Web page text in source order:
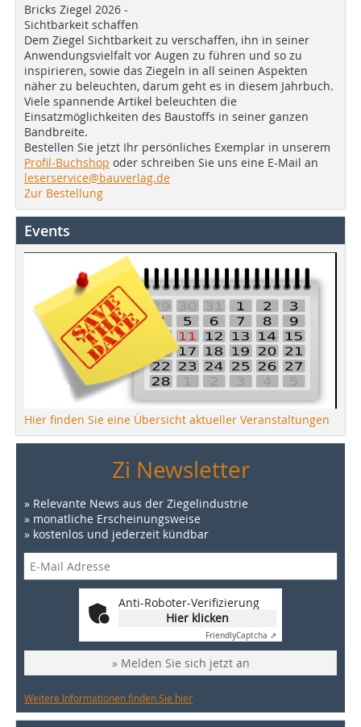
Bricks Ziegel 2026 -
Sichtbarkeit schaffen
Dem Ziegel Sichtbarkeit zu verschaffen, ihn in seiner
Anwendungsvielfalt vor Augen zu führen und so zu
inspirieren, sowie das Ziegeln in all seinen Aspekten
näher zu beleuchten, darum geht es in diesem Jahrbuch.
Viele spannende Artikel beleuchten die
Einsatzmöglichkeiten des Baustoffs in seiner ganzen
Bandbreite.
Bestellen Sie jetzt Ihr persönliches Exemplar in unserem
Profil-Buchshop oder schreiben Sie uns eine E-Mail an
leserservice@bauverlag.de
Zur Bestellung
Events
Hier finden Sie eine Übersicht aktueller Veranstaltungen
Zi Newsletter
» Relevante News aus der Ziegelindustrie
» monatliche Erscheinungsweise
» kostenlos und jederzeit kündbar
Anti-Roboter-Verifizierung
Hier klicken
FriendlyCaptcha ⇗
» Melden Sie sich jetzt an
Weitere Informationen finden Sie hier